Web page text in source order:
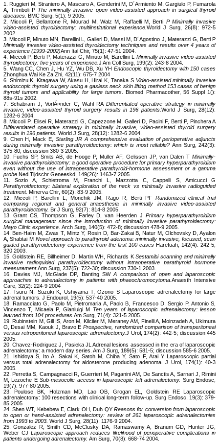
1. Ruggieri M, Straniero A, Mascaro A, Genderini M, D´Armiento M, Gargiulo P, Fumarola
A, Trimboli P The minimally invasive open video-assisted approach in surgical thyroid
diseases. BMC Surg, 5(1): 9 2005.
2. Miccoli P, Bellantone R, Mourad M, Walz M, Raffaelli M, Berti P Minimally invasive
video-assisted thyroidectomy: multiinstitutional experience. World J Surg, 26(8): 972-5
2002.
3. Miccoli P, Minuto MN, Barellini L, Galleri D, Massi M, D´Agostino J, Materazzi G, Berti P
Minimally invasive video-assisted thyroidectomy techniques and results over 4 years of
experience (1999-2002)Ann Ital Chir, 75(1): 47-51 2004.
4. Miccoli P, Berti P, Materazzi G, Minuto M, Barellini L Minimally invasive video-assisted
thyroidectomy: five years of experience. J Am Coll Surg, 199(2): 243-8 2004.
5. Wang CC, Chen J, Hu YZ, Wu DB, Xu YH Endoscopic thyroidectomy with 150 cases
Zhonghua Wai Ke Za Zhi, 42(11): 675-7 2004
6. Shimizu K, Kitagawa W, Akasu H, Hirai K, Tanaka SVideo-assisted minimally invasive
endoscopic thyroid surgery using a gasless neck skin lifting method 153 cases of benign
thyroid tumors and applicability for large tumors . Biomed Pharmacother, 56 Suppl 1():
88s-91s 2002.
7. Schabram J, VorlĂ¤nder C, Wahl RADifferentiated operative strategy in minimally
invasive, video-assisted thyroid surgery results in 196 patients. World J Surg, 28(12):
1282-6 2004.
8. Miccoli P, Elisei R, Materazzi G, Capezzone M, Galleri D, Pacini F, Berti P, Pinchera A
Differentiated operative strategy in minimally invasive, video-assisted thyroid surgery
results in 196 patients. World J Surg, 28(12): 1282-6 2004.
9. Chen H, Mack E, Starling JR A comprehensive evaluation of perioperative adjuncts
during minimally invasive parathyroidectomy: which is most reliable? Ann Surg, 242(3):
375-80; discussion 380-3 2005.
10. Fuchs SP, Smits AB, de Hooge P, Muller AF, Gelissen JP, van Dalen TMinimally-
invasive parathyroidectomy: a good operative procedure for primary hyperparathyroidism
even without the use of intraoperative parathyroid-hormone assessment or a gamma
probe Ned Tijdschr Geneeskd, 149(26): 1463-7 2005.
11. Sozio A, Schietroma M, Franchi L, Mazzotta C, Cappelli S, Amicucci G
Parathyroidectomy: bilateral exploration of the neck vs minimally invasive radioguided
treatment. Minerva Chir, 60(2): 83-9 2005.
12. Miccoli P, Barellini L, Monchik JM, Rago R, Berti PF Randomized clinical trial
comparing regional and general anaesthesia in minimally invasive video-assisted
parathyroidectomy. Br J Surg, 92(7): 814-8 2005.
13. Grant CS, Thompson G, Farley D, van Heerden J Primary hyperparathyroidism
surgical management since the introduction of minimally invasive parathyroidectomy:
Mayo Clinic experience. Arch Surg, 140(5): 472-8; discussion 478-9 2005.
14. Ben-Haim M, Zwas T, Mintz Y, Rosin D, Bar-Zakai B, Natur M, Olchovsky D, Ayalon
A, Shabtai M Novel approach to parathyroid adenoma: minimally invasive, focused, scan
guided parathyroidectomy experience from the first 100 casesHarefuah, 142(4): 242-5,
320 2003.
15. Goldstein RE, Billheimer D, Martin WH, Richards KSestamibi scanning and minimally
invasive radioguided parathyroidectomy without intraoperative parathyroid hormone
measurement.Ann Surg, 237(5): 722-30; discussion 730-1 2003.
16. Davies MJ, McGlade DP, Banting SWA comparison of open and laparoscopic
approaches to adrenalectomy in patients with phaeochromocytoma.Anaesth Intensive
Care, 32(2): 224-9 2004
17. Tsuru N, Suzuki K, Ushiyama T, Ozono S Laparoscopic adrenalectomy for large
adrenal tumors. J Endourol, 19(5): 537-40 2005.
18. Ramacciato G, Paolo M, Pietromaria A, Paolo B, Francesco D, Sergio P, Antonio S,
Vincenzo T, Micaela P, Gianluigi M Ten years of laparoscopic adrenalectomy: lesson
learned from 104 procedures. Am Surg, 71(4): 321-5 2005.
19. Rubinstein M, Gill IS, Aron M, Kilciler M, Meraney AM, Finelli A, Moinzadeh A, Ukimura
O, Desai MM, Kaouk J, Bravo EProspective, randomized comparison of transperitoneal
versus retroperitoneal laparoscopic adrenalectomy.J Urol, 174(2): 442-5; discussion 445
2005.
20. Chavez-Rodriguez J, Pasieka JL Adrenal lesions assessed in the era of laparoscopic
adrenalectomy: a modern day series. Am J Surg, 189(5): 581-5; discussion 585-6 2005.
21. Ishidoya S, Ito A, Sakai K, Satoh M, Chiba Y, Sato F, Arai Y Laparoscopic partial
versus total adrenalectomy for aldosterone producing adenoma. J Urol, 174(1): 40-3
2005.
22. Perretta S, Campagnacci R, Guerrieri M, Paganini AM, De Sanctis A, Sarnari J, Rimini
M, Lezoche ESub-mesocolic access in laparoscopic left adrenalectomy. Surg Endosc,
19(7): 977-80 2005.
23. Poulose BK, Holzman MD, Lao OB, Grogan EL, Goldstein RE Laparoscopic
adrenalectomy: 100 resections with clinical long-term follow-up. Surg Endosc, 19(3): 379-
85 2005
24. Shen WT, Kebebew E, Clark OH, Duh QY Reasons for conversion from laparoscopic
to open or hand-assisted adrenalectomy: review of 261 laparoscopic adrenalectomies
from 1993 to 2003. World J Surg, 28(11): 1176-9 2004.
25. Gonzalez R, Smith CD, McClusky DA, Ramaswamy A, Branum GD, Hunter JG,
Weber CJLaparoscopic approach reduces likelihood of perioperative complications in
patients undergoing adrenalectomy. Am Surg, 70(8): 668-74 2004.